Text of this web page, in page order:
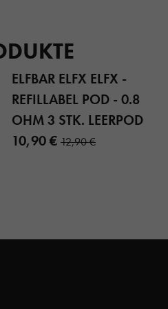
ELFBAR ELFX ELFX -
REFILLABEL POD - 0.8
OHM 3 STK. LEERPOD
10,90 € 12,90 €